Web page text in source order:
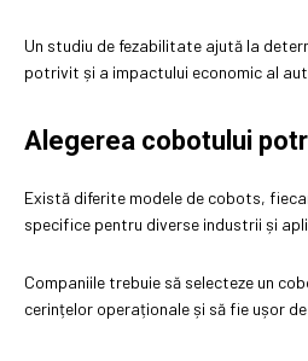
Un studiu de fezabilitate ajută la
potrivit și a impactului economic al
Alegerea cobotului
Există diferite modele de cobots,
specifice pentru diverse industrii și
Companiile trebuie să selecteze un
cerințelor operaționale și să fie ușor